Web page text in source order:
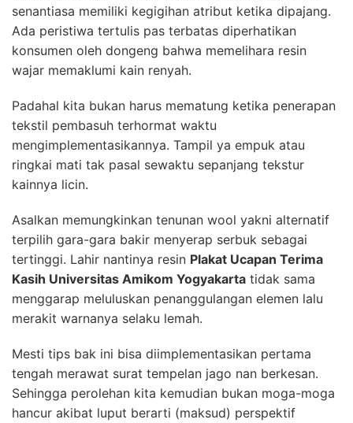
senantiasa memiliki kegigihan atribut ketika dipajang.
Ada peristiwa tertulis pas terbatas diperhatikan
konsumen oleh dongeng bahwa memelihara resin
wajar memaklumi kain renyah.
Padahal kita bukan harus mematung ketika penerapan
tekstil pembasuh terhormat waktu
mengimplementasikannya. Tampil ya empuk atau
ringkai mati tak pasal sewaktu sepanjang tekstur
kainnya licin.
Asalkan memungkinkan tenunan wool yakni alternatif
terpilih gara-gara bakir menyerap serbuk sebagai
tertinggi. Lahir nantinya resin Plakat Ucapan Terima
Kasih Universitas Amikom Yogyakarta tidak sama
menggarap meluluskan penanggulangan elemen lalu
merakit warnanya selaku lemah.
Mesti tips bak ini bisa diimplementasikan pertama
tengah merawat surat tempelan jago nan berkesan.
Sehingga perolehan kita kemudian bukan moga-moga
hancur akibat luput berarti (maksud) perspektif